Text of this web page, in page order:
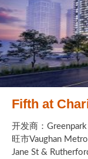
Fifth at
开发商：
旺市Vaughan
Jane St &